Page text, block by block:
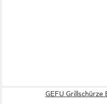
GEFU Grillschürze